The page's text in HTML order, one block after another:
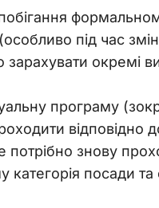
під час
окремі
програму
знову
посади та